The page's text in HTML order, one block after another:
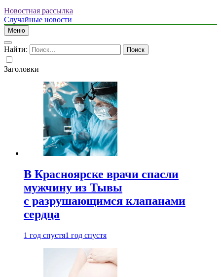
Новостная рассылка
Случайные новости
Меню
Найти:
Заголовки
В Красноярске врачи спасли
мужчину из Тывы
с разрушающимся клапанами
сердца
1 год спустя1 год спустя